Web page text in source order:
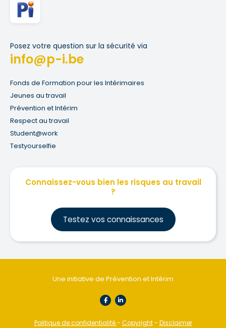
Posez votre question sur la sécurité via
info@p-i.be
Fonds de Formation pour les Intérimaires
Jeunes au travail
Prévention et Intérim
Respect au travail
Student@work
Testyourselfie
Connaissez-vous bien les risques au travail
?
Testez vos connaissances
Une initiative de Prévention et Intérim
Politique de confidentialité - Copyright- Disclaimer